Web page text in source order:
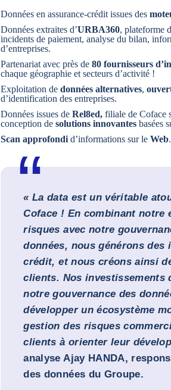
Données en assurance-crédit issues des
Données extraites d’URBA360, plateforme
incidents de paiement, analyse du bilan,
d’entreprises.
Partenariat avec près de80 fournisseurs
chaque géographie et secteurs d’activité !
Exploitation dedonnées alternatives,
d’identification des entreprises.
Données issues deRel8ed, filiale de Coface
conception desolutions innovantes basées
Scan approfondi d’informations sur leWeb.
« La data est un véritable
Coface ! En combinant notre
risques avec notre
données, nous générons
crédit, et nous créons ainsi
clients. Nos investissements
notre gouvernance des
développer un écosystème
gestion des risques
clients à orienter leur
analyse Ajay HANDA,
des données du Groupe.